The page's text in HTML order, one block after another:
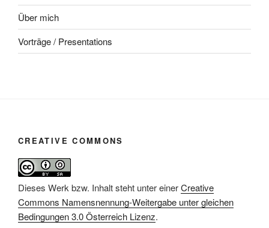
Über mich
Vorträge / Presentations
CREATIVE COMMONS
Dieses Werk bzw. Inhalt steht unter einerCreative
Commons Namensnennung-Weitergabe unter gleichen
Bedingungen 3.0 Österreich Lizenz.